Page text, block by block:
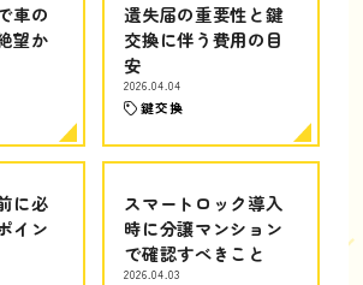
車の
望か
遺失届の重要性と鍵
交換に伴う費用の目
安
2026.04.04
鍵交換
に必
イン
スマートロック導入
時に分譲マンション
で確認すべきこと
2026.04.03